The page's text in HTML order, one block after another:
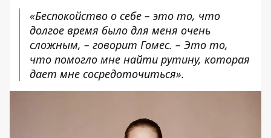
«Беспокойство о себе – это то, что
долгое время было для меня очень
сложным, – говорит Гомес. – Это то,
что помогло мне найти рутину, которая
дает мне сосредоточиться».